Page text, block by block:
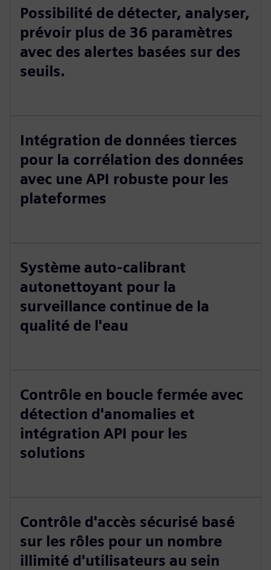
Possibilité de détecter, analyser,
prévoir plus de 36 paramètres
avec des alertes basées sur des
seuils.
Intégration de données tierces
pour la corrélation des données
avec une API robuste pour les
plateformes
Système auto-calibrant
autonettoyant pour la
surveillance continue de la
qualité de l'eau
Contrôle en boucle fermée avec
détection d'anomalies et
intégration API pour les
solutions
Contrôle d'accès sécurisé basé
sur les rôles pour un nombre
illimité d'utilisateurs au sein